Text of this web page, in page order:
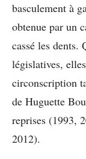
basculement à
obtenue par un
cassé les dents.
législatives,
circonscription
de Huguette
reprises (1993,
2012).